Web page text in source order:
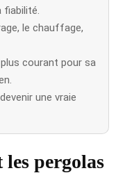
le chauffage,
courant pour sa
une vraie
pergolas